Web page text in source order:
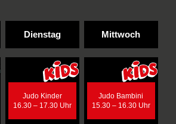
Dienstag
Judo Kinder
16.30 – 17.30 Uhr
Mittwoch
Judo Bambini
15.30 – 16.30 Uhr